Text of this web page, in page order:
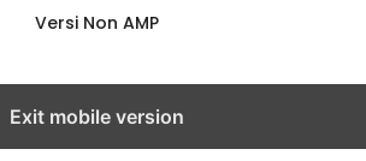
Versi Non AMP
Exit mobile version